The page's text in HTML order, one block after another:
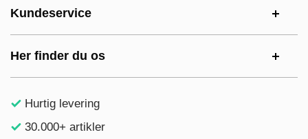
Kundeservice
Her finder du os
Hurtig levering
30.000+ artikler